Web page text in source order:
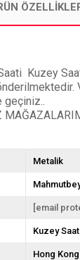
Kuzey
geçiniz..
Metalik
[email
Kuzey Saat
Hong Kong